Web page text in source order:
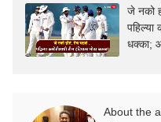
जे नको
पहिल्या
धक्का;
About the